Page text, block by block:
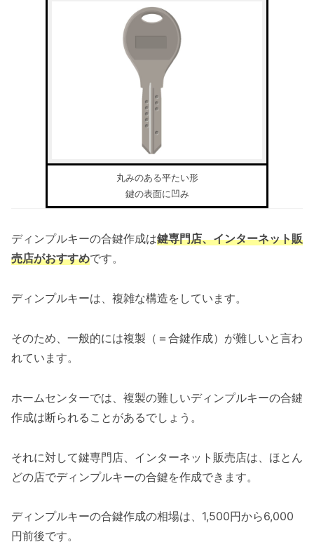
丸みのある平たい形
鍵の表面に凹み
ディンプルキーの合鍵作成は鍵専門店、インターネット販
売店がおすすめです。
ディンプルキーは、複雑な構造をしています。
そのため、一般的には複製（＝合鍵作成）が難しいと言わ
れています。
ホームセンターでは、複製の難しいディンプルキーの合鍵
作成は断られることがあるでしょう。
それに対して鍵専門店、インターネット販売店は、ほとん
どの店でディンプルキーの合鍵を作成できます。
ディンプルキーの合鍵作成の相場は、1,500円から6,000
円前後です。